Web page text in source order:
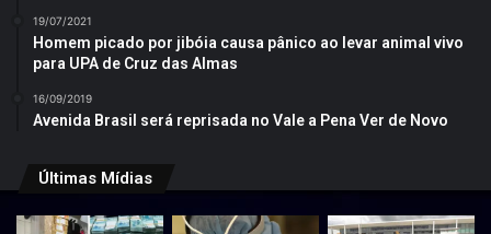
19/07/2021
Homem picado por jibóia causa pânico ao levar animal vivo
para UPA de Cruz das Almas
16/09/2019
Avenida Brasil será reprisada no Vale a Pena Ver de Novo
Últimas Mídias